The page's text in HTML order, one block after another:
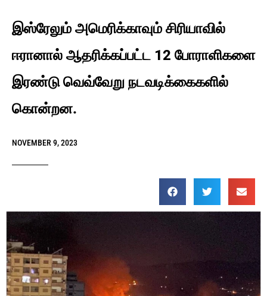
இஸ்ரேலும் அமெரிக்காவும் சிரியாவில்
ஈரானால் ஆதரிக்கப்பட்ட 12 போராளிகளை
இரண்டு வெவ்வேறு நடவடிக்கைகளில்
கொன்றன.
NOVEMBER 9, 2023